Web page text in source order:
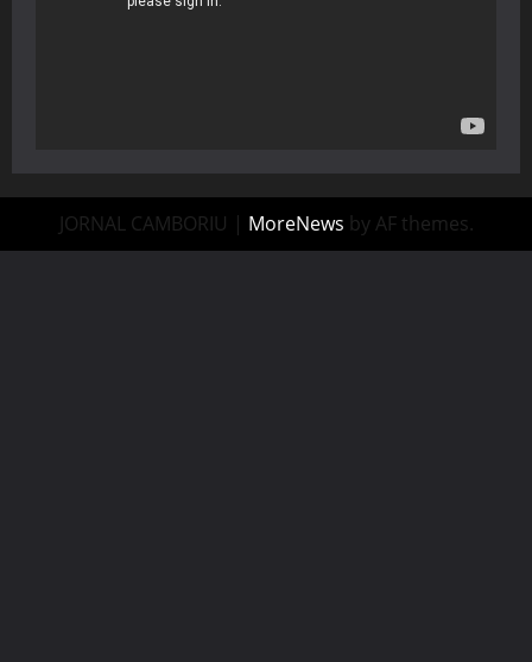
JORNAL CAMBORIU | MoreNews by AF themes.